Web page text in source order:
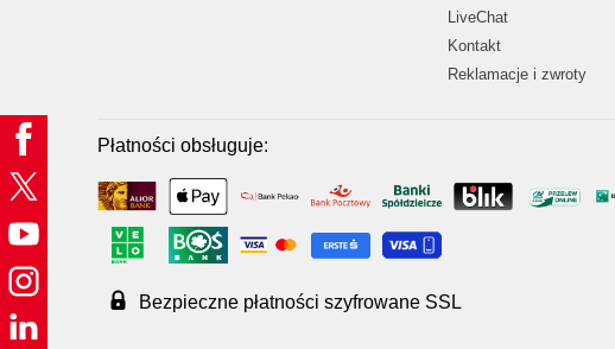
LiveChat
Kontakt
Reklamacje i zwroty
Płatności obsługuje:
Bezpieczne płatności szyfrowane SSL